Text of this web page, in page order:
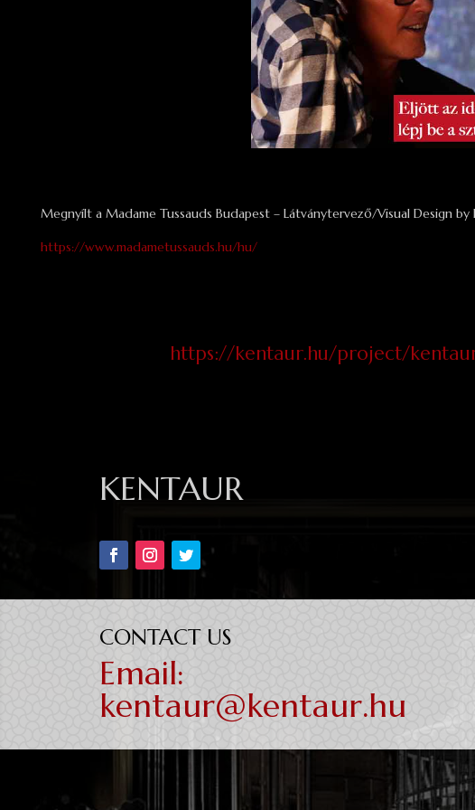
Megnyílt a Madame Tussauds Budapest – Látványtervező/Visual Design by
https://www.madametussauds.hu/hu/
https://kentaur.hu/project/
KENTAUR
CONTACT US
Email:
kentaur@kentaur.hu